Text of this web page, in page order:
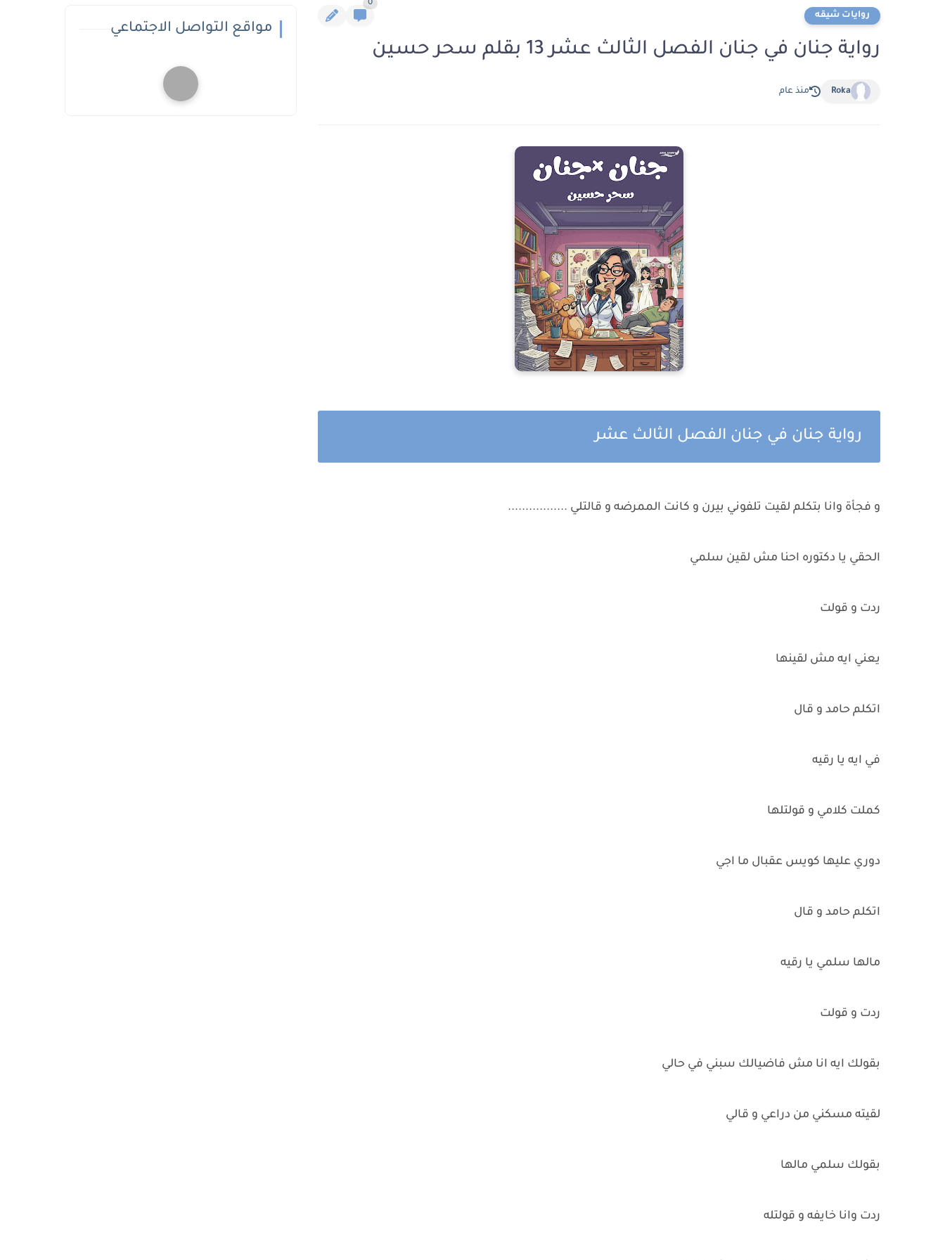
روايات شيقه
0
رواية جنان في جنان الفصل الثالث عشر 13 بقلم سحر حسين
Roka منذ عام
رواية جنان في جنان الفصل الثالث عشر
و فجأة وانا بتكلم لقيت تلفوني بيرن و كانت الممرضه و قالتلي .................
الحقي يا دكتوره احنا مش لقين سلمي
ردت و قولت
يعني ايه مش لقينها
اتكلم حامد و قال
في ايه يا رقيه
كملت كلامي و قولتلها
دوري عليها كويس عقبال ما اجي
اتكلم حامد و قال
مالها سلمي يا رقيه
ردت و قولت
بقولك ايه انا مش فاضيالك سبني في حالي
لقيته مسكني من دراعي و قالي
بقولك سلمي مالها
ردت وانا خايفه و قولتله
مواقع التواصل الاجتماعي